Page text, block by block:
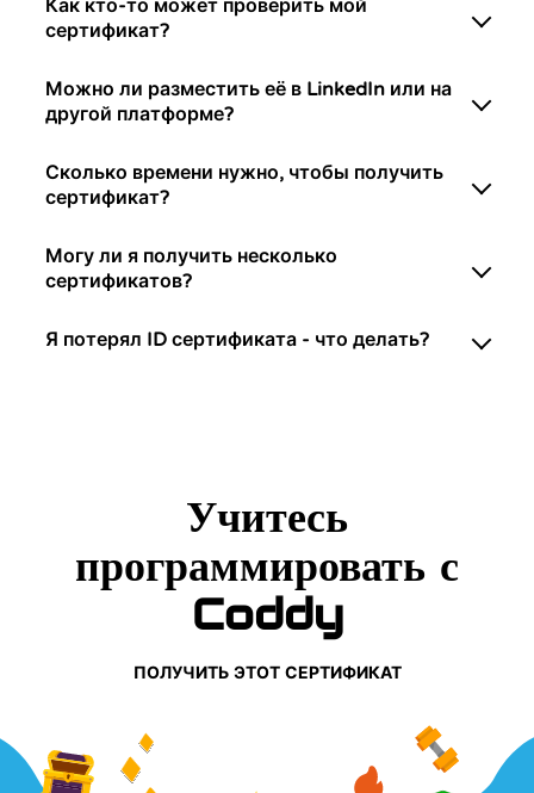
Как кто-то может проверить мой
сертификат?
Можно ли разместить её в LinkedIn или на
другой платформе?
Сколько времени нужно, чтобы получить
сертификат?
Могу ли я получить несколько
сертификатов?
Я потерял ID сертификата - что делать?
Учитесь
программировать с
Coddy
ПОЛУЧИТЬ ЭТОТ СЕРТИФИКАТ